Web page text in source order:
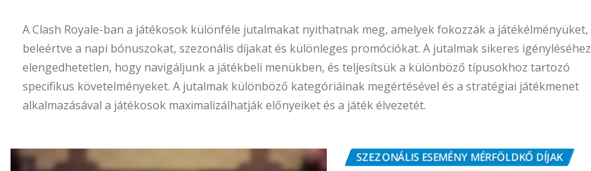
A Clash Royale-ban a játékosok különféle jutalmakat nyithatnak meg, amelyek fokozzák a játékélményüket,
beleértve a napi bónuszokat, szezonális díjakat és különleges promóciókat. A jutalmak sikeres igényléséhez
elengedhetetlen, hogy navigáljunk a játékbeli menükben, és teljesítsük a különböző típusokhoz tartozó
specifikus követelményeket. A jutalmak különböző kategóriáinak megértésével és a stratégiai játékmenet
alkalmazásával a játékosok maximalizálhatják előnyeiket és a játék élvezetét.
SZEZONÁLIS ESEMÉNY MÉRFÖLDKŐ DÍJAK